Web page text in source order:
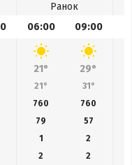
Ранок
06:00 09:00
21° 29°
21° 31°
760 760
79
57
1
2
2 2